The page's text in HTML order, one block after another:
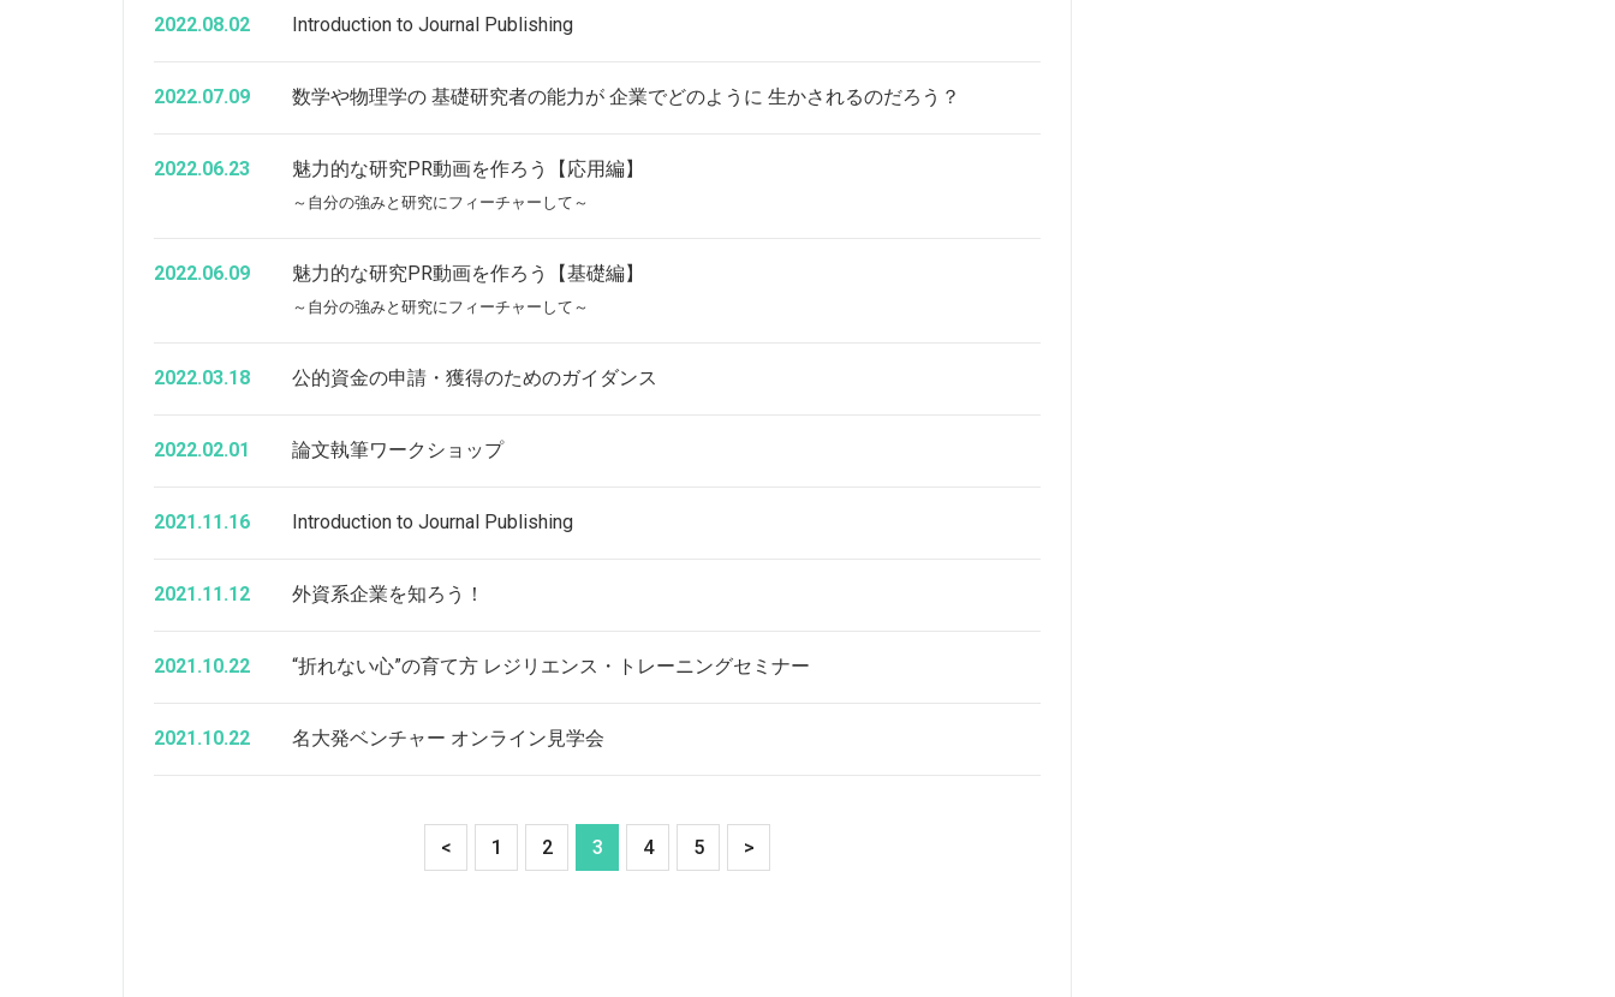
2022.08.02 Introduction to Journal Publishing
2022.07.09 数学や物理学の 基礎研究者の能力が 企業でどのように 生かされるのだろう？
2022.06.23 魅力的な研究PR動画を作ろう【応用編】
～自分の強みと研究にフィーチャーして～
2022.06.09 魅力的な研究PR動画を作ろう【基礎編】
～自分の強みと研究にフィーチャーして～
2022.03.18 公的資金の申請・獲得のためのガイダンス
2022.02.01 論文執筆ワークショップ
2021.11.16 Introduction to Journal Publishing
2021.11.12 外資系企業を知ろう！
2021.10.22 “折れない心”の育て方 レジリエンス・トレーニングセミナー
2021.10.22 名大発ベンチャー オンライン見学会
< 1 2 3 4 5 >